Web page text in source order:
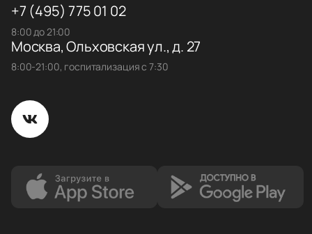
+7 (495) 775 01 02
8:00 до 21:00
Москва, Ольховская ул., д. 27
8:00-21:00, госпитализация с 7:30